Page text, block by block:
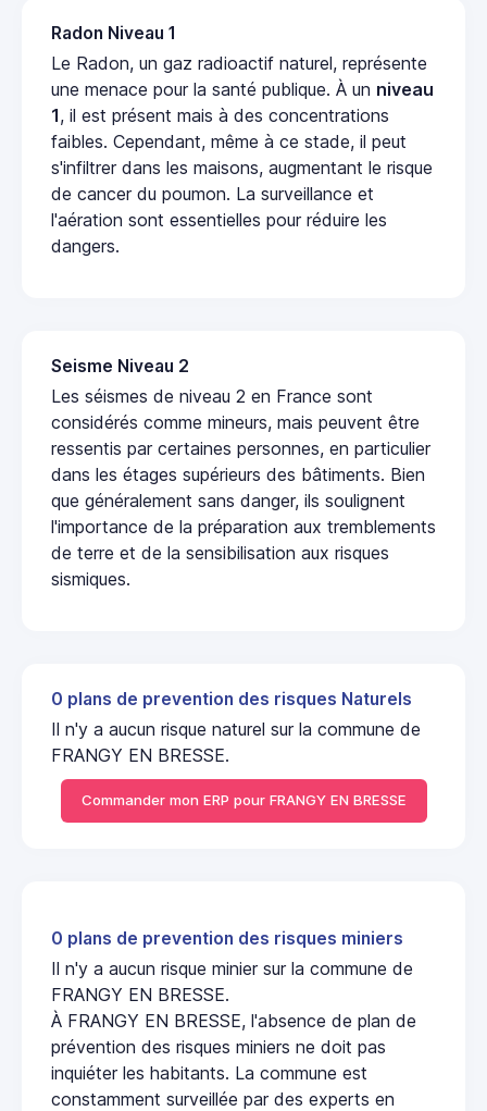
Radon Niveau 1
Le Radon, un gaz radioactif naturel, représente
une menace pour la santé publique. À un niveau
1, il est présent mais à des concentrations
faibles. Cependant, même à ce stade, il peut
s'infiltrer dans les maisons, augmentant le risque
de cancer du poumon. La surveillance et
l'aération sont essentielles pour réduire les
dangers.
Seisme Niveau 2
Les séismes de niveau 2 en France sont
considérés comme mineurs, mais peuvent être
ressentis par certaines personnes, en particulier
dans les étages supérieurs des bâtiments. Bien
que généralement sans danger, ils soulignent
l'importance de la préparation aux tremblements
de terre et de la sensibilisation aux risques
sismiques.
0 plans de prevention des risques Naturels
Il n'y a aucun risque naturel sur la commune de
FRANGY EN BRESSE.
Commander mon ERP pour FRANGY EN BRESSE
0 plans de prevention des risques miniers
Il n'y a aucun risque minier sur la commune de
FRANGY EN BRESSE.
À FRANGY EN BRESSE, l'absence de plan de
prévention des risques miniers ne doit pas
inquiéter les habitants. La commune est
constamment surveillée par des experts en